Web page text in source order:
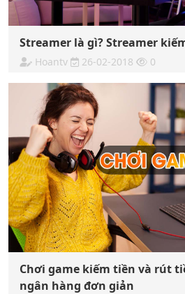
Streamer là gì? Streamer
Hoantv 26-02-2018 0
Chơi game kiếm tiền và rút
ngân hàng đơn giản